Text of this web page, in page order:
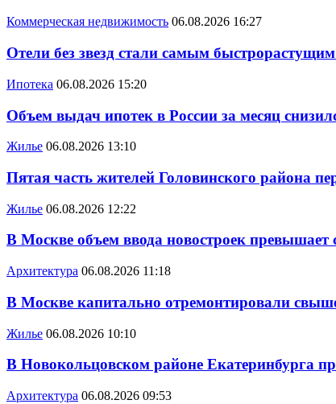
Коммерческая недвижимость 06.08.2026 16:27
Отели без звезд стали самым
Ипотека 06.08.2026 15:20
Объем выдач ипотек в России за месяц
Жилье 06.08.2026 13:10
Пятая часть жителей Головинского района
Жилье 06.08.2026 12:22
В Москве объем ввода новостроек превышает
Архитектура 06.08.2026 11:18
В Москве капитально отремонтировали
Жилье 06.08.2026 10:10
В Новокольцовском районе Екатеринбурга
Архитектура 06.08.2026 09:53